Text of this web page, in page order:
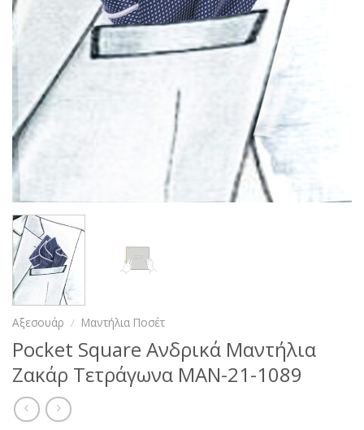
Αξεσουάρ / Μαντήλια Ποσέτ
Pocket Square Ανδρικά Μαντήλια
Ζακάρ Τετράγωνα MAN-21-1089